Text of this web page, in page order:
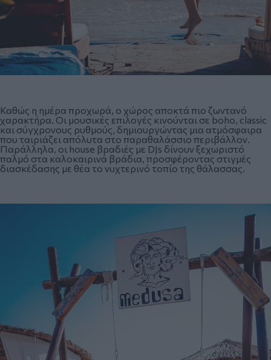
Καθώς η ημέρα προχωρά, ο χώρος αποκτά πιο ζωντανό
χαρακτήρα. Οι μουσικές επιλογές κινούνται σε boho, classic
και σύγχρονους ρυθμούς, δημιουργώντας μια ατμόσφαιρα
που ταιριάζει απόλυτα στο παραθαλάσσιο περιβάλλον.
Παράλληλα, οι house βραδιές με DJs δίνουν ξεχωριστό
παλμό στα καλοκαιρινά βράδια, προσφέροντας στιγμές
διασκέδασης με θέα το νυχτερινό τοπίο της θάλασσας.